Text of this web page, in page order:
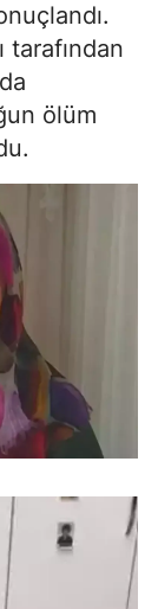
tarafından
ölüm